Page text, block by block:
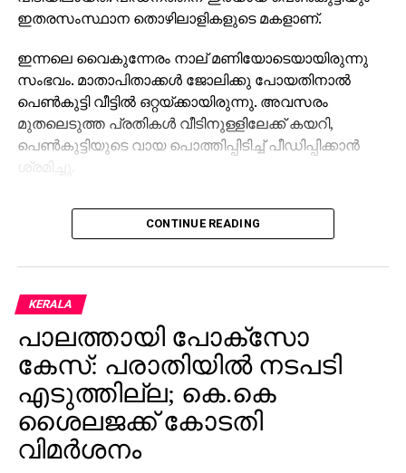
ഇതരസംസ്ഥാന തൊഴിലാളികളുടെ മകളാണ്.
ഇന്നലെ വൈകുന്നേരം നാല് മണിയോടെയായിരുന്നു
സംഭവം. മാതാപിതാക്കൾ ജോലിക്കു പോയതിനാൽ
പെൺകുട്ടി വീട്ടിൽ ഒറ്റയ്ക്കായിരുന്നു. അവസരം
മുതലെടുത്ത പ്രതികൾ വീടിനുള്ളിലേക്ക് കയറി,
പെൺകുട്ടിയുടെ വായ പൊത്തിപ്പിടിച്ച് പീഡിപ്പിക്കാൻ
ശ്രമിച്ചു.
പെൺകുട്ടി കരഞ്ഞ് ബഹളം വെച്ചതിനെ തുടർന്ന്
സമീപവാസികൾ സ്ഥലത്തെത്തി. പ്രതികൾ
പിന്തുടർന്ന് പിടികൂടി പൊലീസിന് കൈമാറി. ഇയാളുടെ
മൊഴിയുടെ അടിസ്ഥാനത്തിൽ രണ്ടാമനെയും പിന്നീട്
പൊലീസ് പിടികൂടി.
പ്രതികളുടെ വ്യക്തിവിവരങ്ങൾ ഉൾപ്പെടെ
പരിശോധിച്ചുവരികയാണെന്ന് തിരുവല്ല പൊലീസ്
അറിയിച്ചു. സംഭവത്തിൽ കൂടുതൽ അന്വേഷണം
പുരോഗമിക്കുകയാണ്.
CONTINUE READING
KERALA
പാലത്തായി പോക്സോ
കേസ്: പരാതിയില്‍ നടപടി
എടുത്തില്ല; കെ.കെ
ശൈലജക്ക് കോടതി
വിമര്‍ശനം